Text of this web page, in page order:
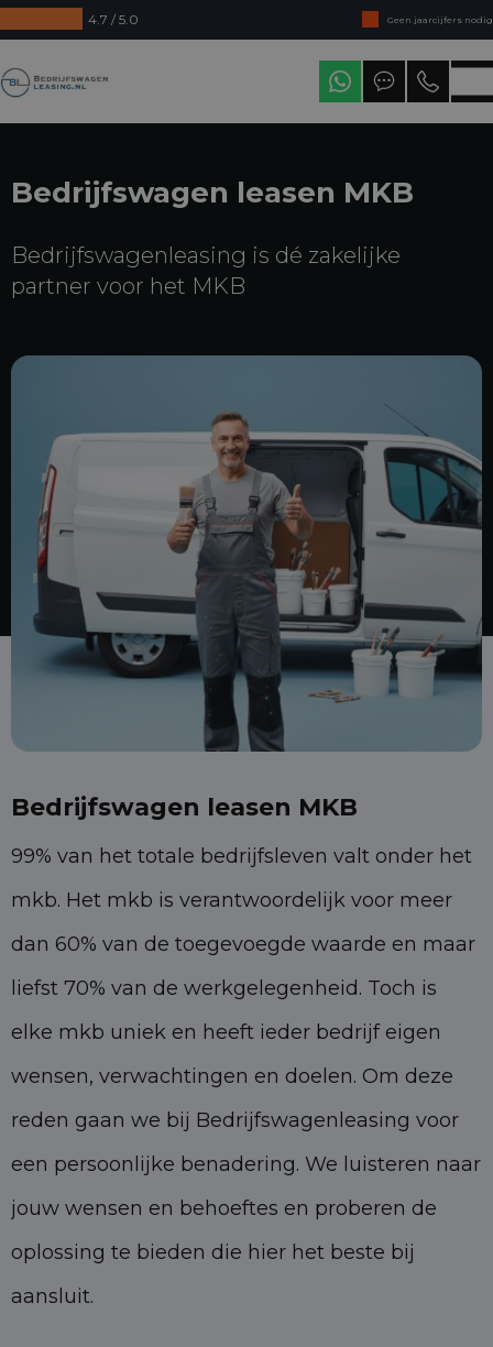
4.7 / 5.0
Direct uit voorraad leverbaar
Levering in heel Nederland
Bedrijfswagen leasen MKB
Bedrijfswagenleasing is dé zakelijke
partner voor het MKB
Bedrijfswagen leasen MKB
99% van het totale bedrijfsleven valt onder het
mkb. Het mkb is verantwoordelijk voor meer
dan 60% van de toegevoegde waarde en maar
liefst 70% van de werkgelegenheid. Toch is
elke mkb uniek en heeft ieder bedrijf eigen
wensen, verwachtingen en doelen. Om deze
reden gaan we bij Bedrijfswagenleasing voor
een persoonlijke benadering. We luisteren naar
jouw wensen en behoeftes en proberen de
oplossing te bieden die hier het beste bij
aansluit.